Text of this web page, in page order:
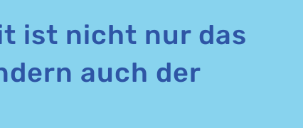
ist nicht nur das
auch der